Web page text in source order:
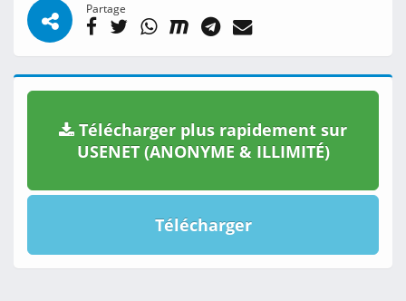
Partage
Télécharger plus rapidement sur
USENET (ANONYME & ILLIMITÉ)
Télécharger